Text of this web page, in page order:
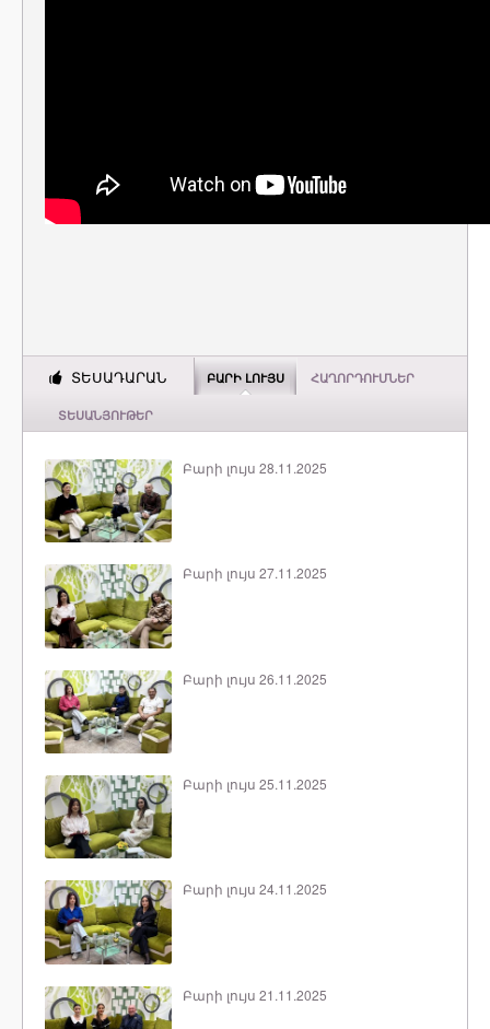
ՏԵՍԱԴԱՐԱՆ ԲԱՐԻ ԼՈՒՅՍ ՀԱՂՈՐԴՈՒՄՆԵՐ
ՏԵՍԱՆՅՈՒԹԵՐ
Բարի լույս 28.11.2025
Բարի լույս 27.11.2025
Բարի լույս 26.11.2025
Բարի լույս 25.11.2025
Բարի լույս 24.11.2025
Բարի լույս 21.11.2025